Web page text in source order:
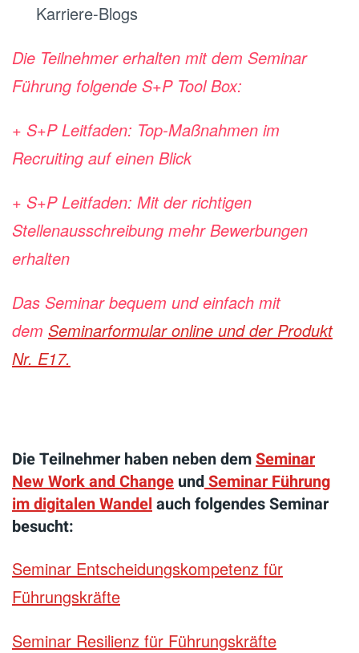
Karriere-Blogs
Die Teilnehmer erhalten mit dem Seminar
Führung folgende S+P Tool Box:
+ S+P Leitfaden: Top-Maßnahmen im
Recruiting auf einen Blick
+ S+P Leitfaden: Mit der richtigen
Stellenausschreibung mehr Bewerbungen
erhalten
Das Seminar bequem und einfach mit
dem Seminarformular online und der Produkt
Nr. E17.
Die Teilnehmer haben neben demSeminar
New Work and Change undSeminar Führung
im digitalen Wandel auch folgendes Seminar
besucht:
Seminar Entscheidungskompetenz für
Führungskräfte
Seminar Resilienz für Führungskräfte